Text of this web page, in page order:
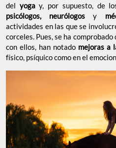
del yogay, por supuesto, de
psicólogos, neurólogosy
actividades en las que se
corceles. Pues, se ha
con ellos, han notado mejoras a
físico, psíquico como en el